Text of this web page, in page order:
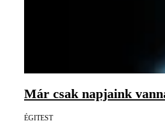
Már csak napjaink
ÉGITEST